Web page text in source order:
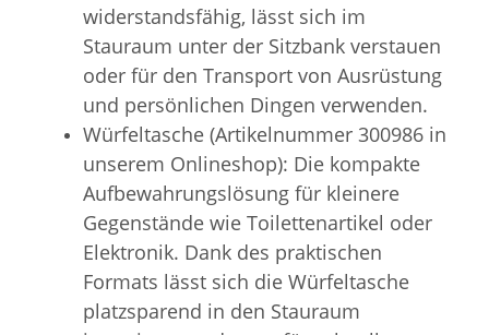
widerstandsfähig, lässt sich im
Stauraum unter der Sitzbank verstauen
oder für den Transport von Ausrüstung
und persönlichen Dingen verwenden.
Würfeltasche (Artikelnummer 300986 in
unserem Onlineshop): Die kompakte
Aufbewahrungslösung für kleinere
Gegenstände wie Toilettenartikel oder
Elektronik. Dank des praktischen
Formats lässt sich die Würfeltasche
platzsparend in den Stauraum